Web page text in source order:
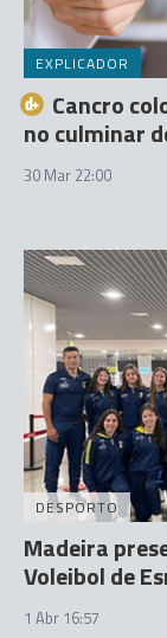
EXPLICADOR
Cancro
no culminar
30 Mar 22:00
DESPORTO
Madeira
Voleibol de
1 Abr 16:57